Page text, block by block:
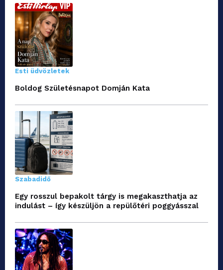
Esti üdvözletek
Boldog Születésnapot Domján Kata
Szabadidő
Egy rosszul bepakolt tárgy is megakaszthatja az
indulást – így készüljön a repülőtéri poggyásszal